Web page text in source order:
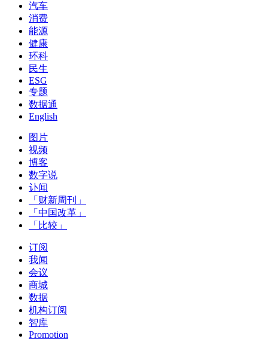
汽车
消费
能源
健康
环科
民生
ESG
专题
数据通
English
图片
视频
博客
数字说
讣闻
「财新周刊」
「中国改革」
「比较」
订阅
我闻
会议
商城
数据
机构订阅
智库
Promotion